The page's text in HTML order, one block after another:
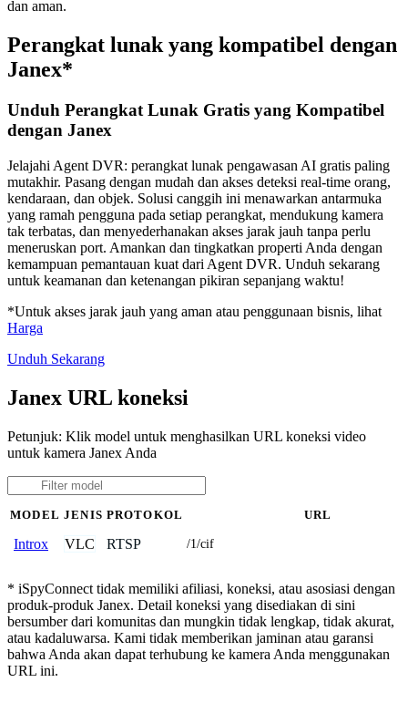
dan aman.
Perangkat lunak yang kompatibel dengan
Janex*
Unduh Perangkat Lunak Gratis yang Kompatibel
dengan Janex
Jelajahi Agent DVR: perangkat lunak pengawasan AI gratis paling
mutakhir. Pasang dengan mudah dan akses deteksi real-time orang,
kendaraan, dan objek. Solusi canggih ini menawarkan antarmuka
yang ramah pengguna pada setiap perangkat, mendukung kamera
tak terbatas, dan menyederhanakan akses jarak jauh tanpa perlu
meneruskan port. Amankan dan tingkatkan properti Anda dengan
kemampuan pemantauan kuat dari Agent DVR. Unduh sekarang
untuk keamanan dan ketenangan pikiran sepanjang waktu!
*Untuk akses jarak jauh yang aman atau penggunaan bisnis, lihat
Harga
Unduh Sekarang
Janex URL koneksi
Petunjuk: Klik model untuk menghasilkan URL koneksi video
untuk kamera Janex Anda
MODEL JENIS PROTOKOL URL
Introx VLC RTSP /1/cif
* iSpyConnect tidak memiliki afiliasi, koneksi, atau asosiasi dengan
produk-produk Janex. Detail koneksi yang disediakan di sini
bersumber dari komunitas dan mungkin tidak lengkap, tidak akurat,
atau kadaluwarsa. Kami tidak memberikan jaminan atau garansi
bahwa Anda akan dapat terhubung ke kamera Anda menggunakan
URL ini.